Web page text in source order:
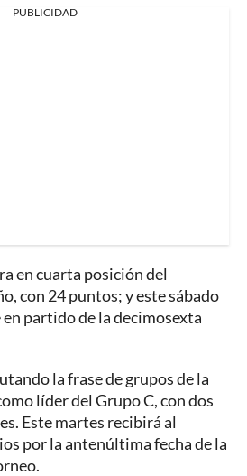
PUBLICIDAD
en cuarta posición del
con 24 puntos; y este sábado
partido de la decimosexta
la frase de grupos de la
líder del Grupo C, con dos
Este martes recibirá al
por la antenúltima fecha de la